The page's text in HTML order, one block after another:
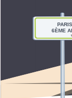
PARIS
6ÈME